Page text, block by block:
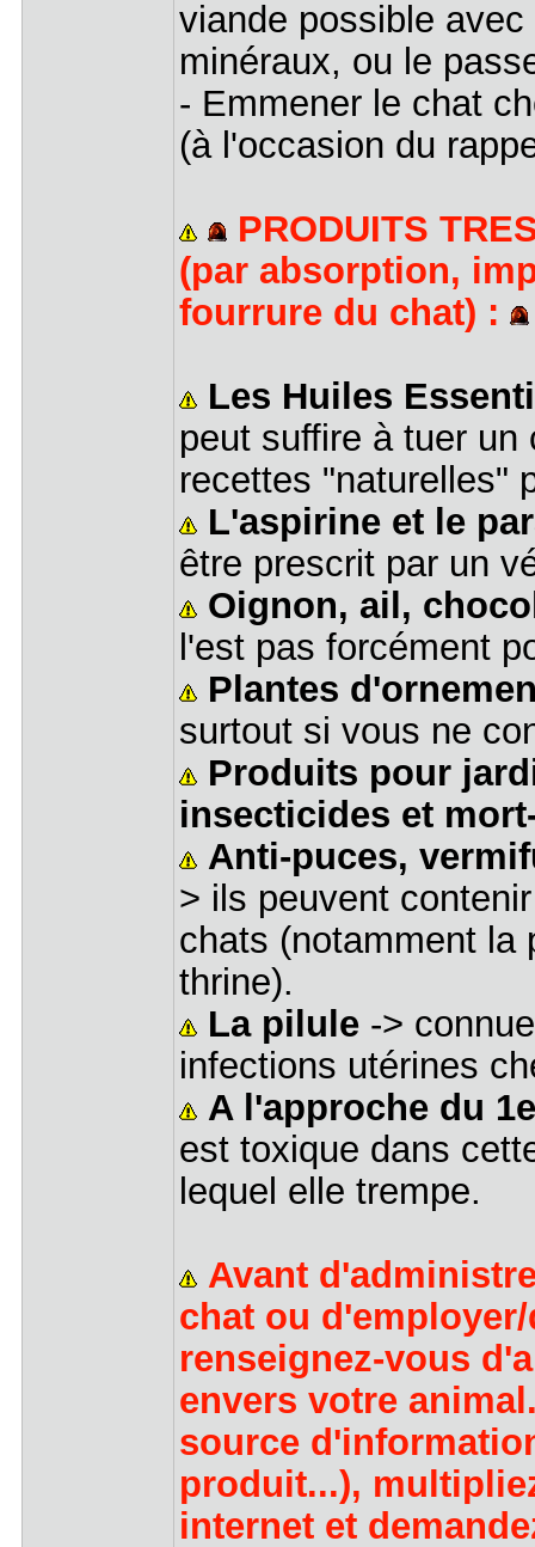
viande possible
minéraux, ou le
- Emmener le chat
(à l'occasion du
PRODUITS
(par absorption,
fourrure du chat) :
Les Huiles
peut suffire à tuer
recettes "naturelles"
L'aspirine et le
être prescrit par un
Oignon, ail,
l'est pas forcément
Plantes
surtout si vous ne
Produits pour
insecticides et
Anti-puces,
> ils peuvent
chats (notamment la
thrine).
La pilule ->
infections utérines
A l'approche du
est toxique dans
lequel elle trempe.
Avant
chat ou
renseignez-vous
envers votre
source
produit...),
internet et